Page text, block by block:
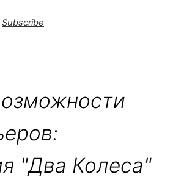
Subscribe
"Два Колеса"